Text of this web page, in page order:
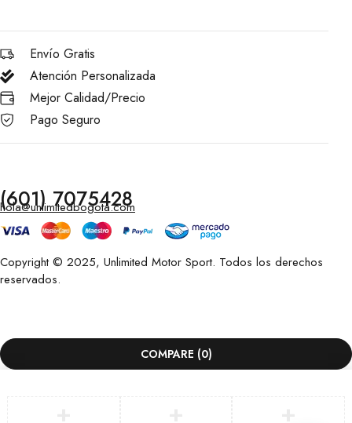
Envío Gratis
Atención Personalizada
Mejor Calidad/Precio
Pago Seguro
(601) 7075428
hola@unlimitedbogota.com
Copyright © 2025, Unlimited Motor Sport. Todos los derechos
reservados.
COMPARE (0)